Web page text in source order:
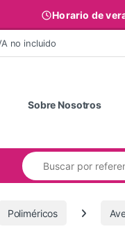
Horario de
no incluido
Sobre Nosotros
Buscar:
Poliméricos